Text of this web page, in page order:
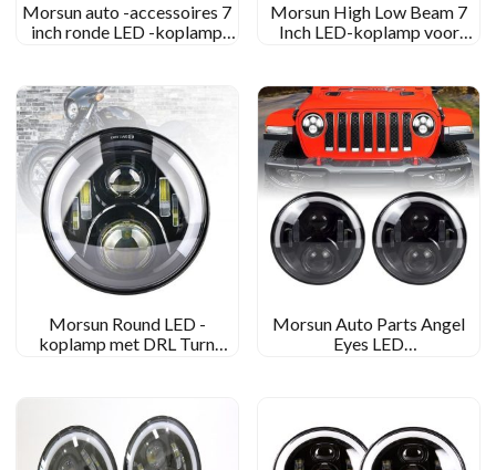
Morsun auto -accessoires 7
inch ronde LED -koplamp
Morsun High Low Beam 7
Inch LED-koplamp voor
Morsun Round LED -
koplamp met DRL Turn
Morsun Auto Parts Angel
Eyes LED